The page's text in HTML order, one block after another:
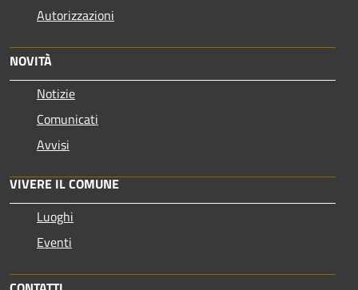
Autorizzazioni
NOVITÀ
Notizie
Comunicati
Avvisi
VIVERE IL COMUNE
Luoghi
Eventi